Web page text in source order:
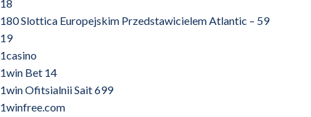
18
180 Slottica Europejskim Przedstawicielem Atlantic – 59
19
1casino
1win Bet 14
1win Ofitsialnii Sait 699
1winfree.com